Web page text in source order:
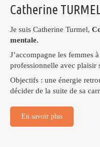
Catherine TURMEL
Je suis Catherine Turmel,
mentale.
J’accompagne les femmes
professionnelle avec plaisir
Objectifs : une énergie
décider de la suite de sa
En savoir plus